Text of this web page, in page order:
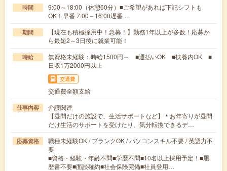
時間
9:00～18:00（休憩60分）■ご希望があれば下記シフトも
OK！早番 7:00～16:00遅番 …
期間
【現在も積極採用中！急募！】勤務1年以上が多数！応募か
ら最短2～3日後に就業可能！
時給
無資格未経験：時給1500円～ ■週払いOK ■扶養内OK ■
日収1万2000円以上
交通費
交通費全額支給
仕事内容
介護関連
【昼間だけの施設で、生活サポートなど】＊お年寄りが昼間
だけ生活のサポートを受けたり、気分転換できるデ…
応募資格
職種未経験OK / ブランクOK / パソコンスキル不要 / 英語力不
要
■資格・経験・年齢不問■学歴不問■10名以上採用予定！■履
歴書不要■面談確約■社会保険完備■社員登用…